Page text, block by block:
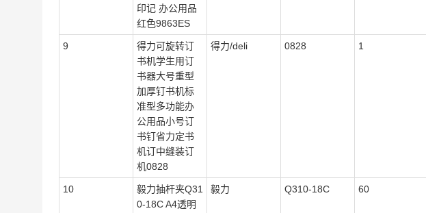
印记 办公用品
红色9863ES
9
得力可旋转订
书机学生用订
书器大号重型
加厚钉书机标
准型多功能办
公用品小号订
书钉省力定书
机订中缝装订
机0828
得力/deli 0828 1
10
毅力抽杆夹Q31
0-18C A4透明
毅力 Q310-18C 60